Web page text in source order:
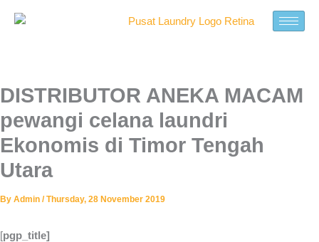
DISTRIBUTOR ANEKA MACAM
pewangi celana laundri
Ekonomis di Timor Tengah
Utara
By Admin /Thursday, 28 November 2019
[pgp_title]